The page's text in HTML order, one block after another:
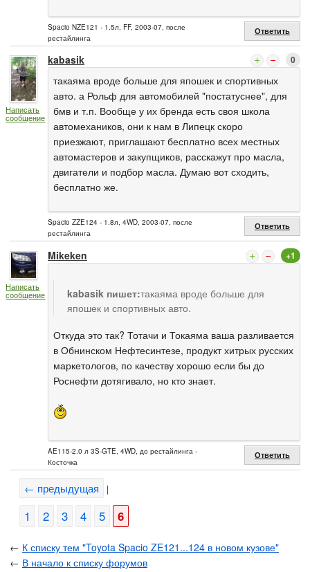
Spacio NZE121 - 1.5л, FF, 2003-07, после
рестайлинга
Ответить
Написать
сообщение
kabasik 0
такаяма вроде больше для япошек и спортивных
авто. а Рольф для автомобилей "постатуснее", для
бмв и т.п. Вообще у их бренда есть своя школа
автомехаников, они к нам в Липецк скоро
приезжают, приглашают бесплатно всех местных
автомастеров и закупщиков, расскажут про масла,
двигатели и подбор масла. Думаю вот сходить,
бесплатно же.
Spacio ZZE124 - 1.8л, 4WD, 2003-07, после
рестайлинга
Ответить
Написать
сообщение
Mikeken +1
kabasik пишет:такаяма вроде больше для
япошек и спортивных авто.
Откуда это так? Тотачи и Токаяма ваша разливается
в Обнинском Нефтесинтезе, продукт хитрых русских
маркетологов, по качеству хорошо если бы до
Роснефти дотягивало, но кто знает.
AE115-2.0 л 3S-GTE, 4WD, до рестайлинга -
Косточка
Ответить
← предыдущая |
1 2 3 4 5 6
← К списку тем "Toyota Spacio ZE121...124 в новом кузове"
← В начало к списку форумов